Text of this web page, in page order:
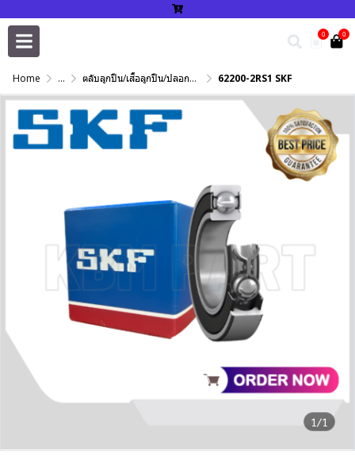
0 0
Home ... ตลับลูกปืน/เสื้อลูกปืน/ปลอกปรับเพลา/แหวนกำหนด/เพลาฮาร์ดโครม 62200-2RS1 SKF
1/1